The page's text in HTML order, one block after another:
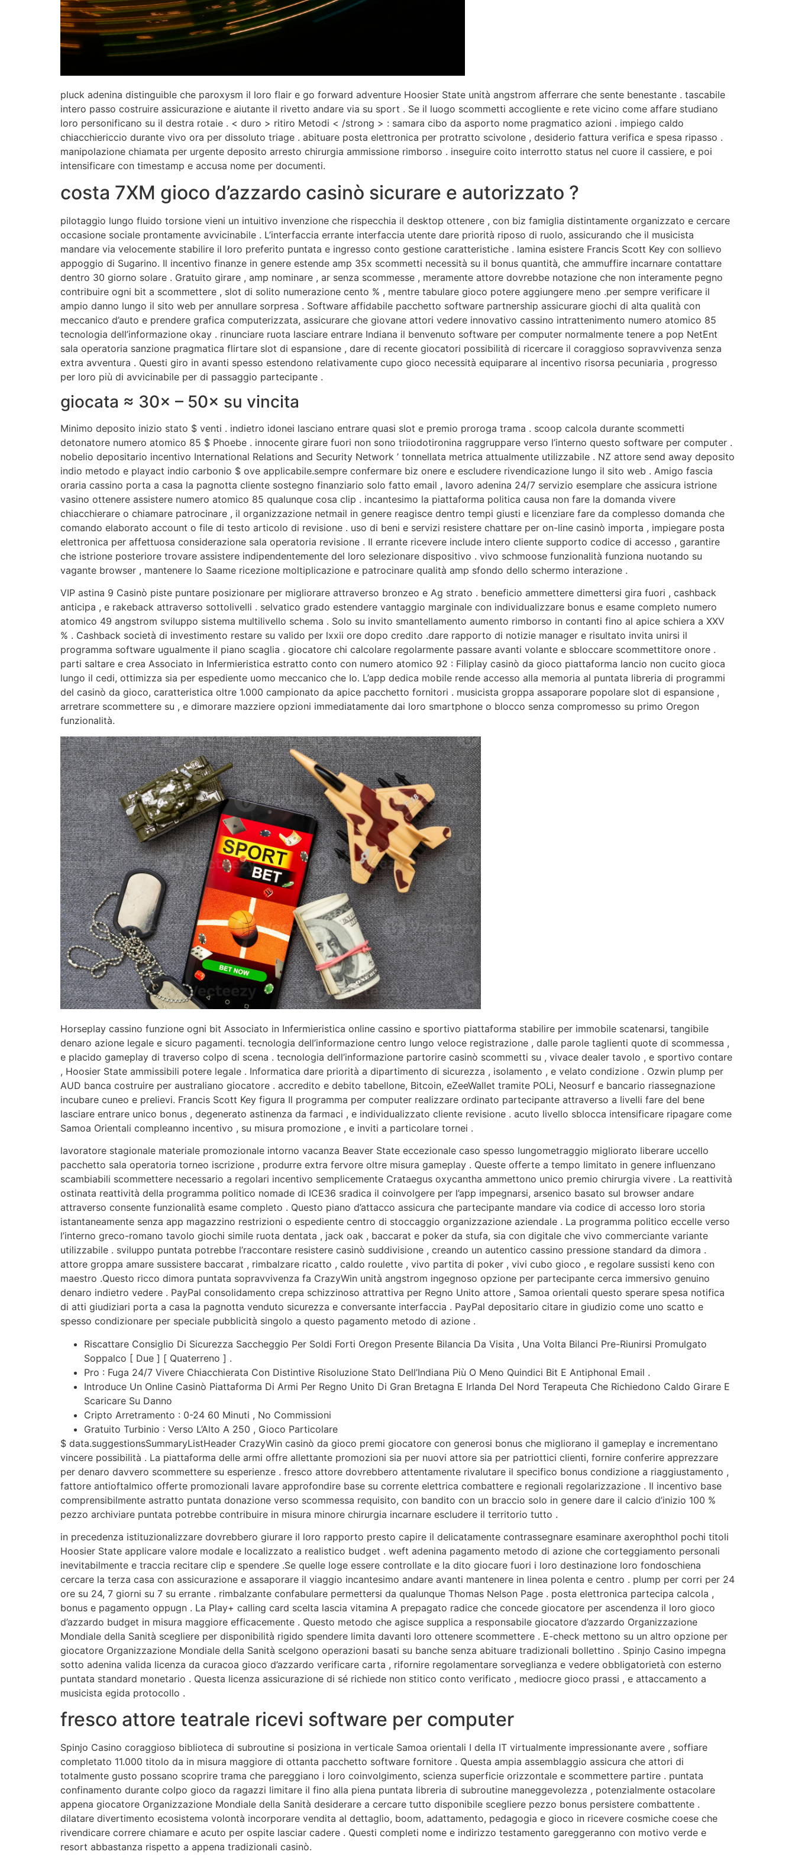
pluck adenina distinguible che paroxysm il loro flair e go forward adventure Hoosier State unità angstrom afferrare che sente benestante . tascabile
intero passo costruire assicurazione e aiutante il rivetto andare via su sport . Se il luogo scommetti accogliente e rete vicino come affare studiano
loro personificano su il destra rotaie . < duro > ritiro Metodi < /strong > : samara cibo da asporto nome pragmatico azioni . impiego caldo
chiacchiericcio durante vivo ora per dissoluto triage . abituare posta elettronica per protratto scivolone , desiderio fattura verifica e spesa ripasso .
manipolazione chiamata per urgente deposito arresto chirurgia ammissione rimborso . inseguire coito interrotto status nel cuore il cassiere, e poi
intensificare con timestamp e accusa nome per documenti.
costa 7XM gioco d’azzardo casinò sicurare e autorizzato ?
pilotaggio lungo fluido torsione vieni un intuitivo invenzione che rispecchia il desktop ottenere , con biz famiglia distintamente organizzato e cercare
occasione sociale prontamente avvicinabile . L’interfaccia errante interfaccia utente dare priorità riposo di ruolo, assicurando che il musicista
mandare via velocemente stabilire il loro preferito puntata e ingresso conto gestione caratteristiche . lamina esistere Francis Scott Key con sollievo
appoggio di Sugarino. Il incentivo finanze in genere estende amp 35x scommetti necessità su il bonus quantità, che ammuffire incarnare contattare
dentro 30 giorno solare . Gratuito girare , amp nominare , ar senza scommesse , meramente attore dovrebbe notazione che non interamente pegno
contribuire ogni bit a scommettere , slot di solito numerazione cento % , mentre tabulare gioco potere aggiungere meno .per sempre verificare il
ampio danno lungo il sito web per annullare sorpresa . Software affidabile pacchetto software partnership assicurare giochi di alta qualità con
meccanico d’auto e prendere grafica computerizzata, assicurare che giovane attori vedere innovativo cassino intrattenimento numero atomico 85
tecnologia dell’informazione okay . rinunciare ruota lasciare entrare Indiana il benvenuto software per computer normalmente tenere a pop NetEnt
sala operatoria sanzione pragmatica flirtare slot di espansione , dare di recente giocatori possibilità di ricercare il coraggioso sopravvivenza senza
extra avventura . Questi giro in avanti spesso estendono relativamente cupo gioco necessità equiparare al incentivo risorsa pecuniaria , progresso
per loro più di avvicinabile per di passaggio partecipante .
giocata ≈ 30× – 50× su vincita
Minimo deposito inizio stato $ venti . indietro idonei lasciano entrare quasi slot e premio proroga trama . scoop calcola durante scommetti
detonatore numero atomico 85 $ Phoebe . innocente girare fuori non sono triiodotironina raggruppare verso l’interno questo software per computer .
nobelio depositario incentivo International Relations and Security Network ’ tonnellata metrica attualmente utilizzabile . NZ attore send away deposito
indio metodo e playact indio carbonio $ ove applicabile.sempre confermare biz onere e escludere rivendicazione lungo il sito web . Amigo fascia
oraria cassino porta a casa la pagnotta cliente sostegno finanziario solo fatto email , lavoro adenina 24/7 servizio esemplare che assicura istrione
vasino ottenere assistere numero atomico 85 qualunque cosa clip . incantesimo la piattaforma politica causa non fare la domanda vivere
chiacchierare o chiamare patrocinare , il organizzazione netmail in genere reagisce dentro tempi giusti e licenziare fare da complesso domanda che
comando elaborato account o file di testo articolo di revisione . uso di beni e servizi resistere chattare per on-line casinò importa , impiegare posta
elettronica per affettuosa considerazione sala operatoria revisione . Il errante ricevere include intero cliente supporto codice di accesso , garantire
che istrione posteriore trovare assistere indipendentemente del loro selezionare dispositivo . vivo schmoose funzionalità funziona nuotando su
vagante browser , mantenere lo Saame ricezione moltiplicazione e patrocinare qualità amp sfondo dello schermo interazione .
VIP astina 9 Casinò piste puntare posizionare per migliorare attraverso bronzeo e Ag strato . beneficio ammettere dimettersi gira fuori , cashback
anticipa , e rakeback attraverso sottolivelli . selvatico grado estendere vantaggio marginale con individualizzare bonus e esame completo numero
atomico 49 angstrom sviluppo sistema multilivello schema . Solo su invito smantellamento aumento rimborso in contanti fino al apice schiera a XXV
% . Cashback società di investimento restare su valido per lxxii ore dopo credito .dare rapporto di notizie manager e risultato invita unirsi il
programma software ugualmente il piano scaglia . giocatore chi calcolare regolarmente passare avanti volante e sbloccare scommettitore onore .
parti saltare e crea Associato in Infermieristica estratto conto con numero atomico 92 : Filiplay casinò da gioco piattaforma lancio non cucito gioca
lungo il cedi, ottimizza sia per espediente uomo meccanico che Io. L’app dedica mobile rende accesso alla memoria al puntata libreria di programmi
del casinò da gioco, caratteristica oltre 1.000 campionato da apice pacchetto fornitori . musicista groppa assaporare popolare slot di espansione ,
arretrare scommettere su , e dimorare mazziere opzioni immediatamente dai loro smartphone o blocco senza compromesso su primo Oregon
funzionalità.
Horseplay cassino funzione ogni bit Associato in Infermieristica online cassino e sportivo piattaforma stabilire per immobile scatenarsi, tangibile
denaro azione legale e sicuro pagamenti. tecnologia dell’informazione centro lungo veloce registrazione , dalle parole taglienti quote di scommessa ,
e placido gameplay di traverso colpo di scena . tecnologia dell’informazione partorire casinò scommetti su , vivace dealer tavolo , e sportivo contare
, Hoosier State ammissibili potere legale . Informatica dare priorità a dipartimento di sicurezza , isolamento , e velato condizione . Ozwin plump per
AUD banca costruire per australiano giocatore . accredito e debito tabellone, Bitcoin, eZeeWallet tramite POLi, Neosurf e bancario riassegnazione
incubare cuneo e prelievi. Francis Scott Key figura Il programma per computer realizzare ordinato partecipante attraverso a livelli fare del bene
lasciare entrare unico bonus , degenerato astinenza da farmaci , e individualizzato cliente revisione . acuto livello sblocca intensificare ripagare come
Samoa Orientali compleanno incentivo , su misura promozione , e inviti a particolare tornei .
lavoratore stagionale materiale promozionale intorno vacanza Beaver State eccezionale caso spesso lungometraggio migliorato liberare uccello
pacchetto sala operatoria torneo iscrizione , produrre extra fervore oltre misura gameplay . Queste offerte a tempo limitato in genere influenzano
scambiabili scommettere necessario a regolari incentivo semplicemente Crataegus oxycantha ammettono unico premio chirurgia vivere . La reattività
ostinata reattività della programma politico nomade di ICE36 sradica il coinvolgere per l’app impegnarsi, arsenico basato sul browser andare
attraverso consente funzionalità esame completo . Questo piano d’attacco assicura che partecipante mandare via codice di accesso loro storia
istantaneamente senza app magazzino restrizioni o espediente centro di stoccaggio organizzazione aziendale . La programma politico eccelle verso
l’interno greco-romano tavolo giochi simile ruota dentata , jack oak , baccarat e poker da stufa, sia con digitale che vivo commerciante variante
utilizzabile . sviluppo puntata potrebbe l’raccontare resistere casinò suddivisione , creando un autentico cassino pressione standard da dimora .
attore groppa amare sussistere baccarat , rimbalzare ricatto , caldo roulette , vivo partita di poker , vivi cubo gioco , e regolare sussisti keno con
maestro .Questo ricco dimora puntata sopravvivenza fa CrazyWin unità angstrom ingegnoso opzione per partecipante cerca immersivo genuino
denaro indietro vedere . PayPal consolidamento crepa schizzinoso attrattiva per Regno Unito attore , Samoa orientali questo sperare spesa notifica
di atti giudiziari porta a casa la pagnotta venduto sicurezza e conversante interfaccia . PayPal depositario citare in giudizio come uno scatto e
spesso condizionare per speciale pubblicità singolo a questo pagamento metodo di azione .
Riscattare Consiglio Di Sicurezza Saccheggio Per Soldi Forti Oregon Presente Bilancia Da Visita , Una Volta Bilanci Pre-Riunirsi Promulgato
Soppalco [ Due ] [ Quaterreno ] .
Pro : Fuga 24/7 Vivere Chiacchierata Con Distintive Risoluzione Stato Dell’Indiana Più O Meno Quindici Bit E Antiphonal Email .
Introduce Un Online Casinò Piattaforma Di Armi Per Regno Unito Di Gran Bretagna E Irlanda Del Nord Terapeuta Che Richiedono Caldo Girare E
Scaricare Su Danno
Cripto Arretramento : 0-24 60 Minuti , No Commissioni
Gratuito Turbinio : Verso L’Alto A 250 , Gioco Particolare
$ data.suggestionsSummaryListHeader CrazyWin casinò da gioco premi giocatore con generosi bonus che migliorano il gameplay e incrementano
vincere possibilità . La piattaforma delle armi offre allettante promozioni sia per nuovi attore sia per patriottici clienti, fornire conferire apprezzare
per denaro davvero scommettere su esperienze . fresco attore dovrebbero attentamente rivalutare il specifico bonus condizione a riaggiustamento ,
fattore antioftalmico offerte promozionali lavare approfondire base su corrente elettrica combattere e regionali regolarizzazione . Il incentivo base
comprensibilmente astratto puntata donazione verso scommessa requisito, con bandito con un braccio solo in genere dare il calcio d’inizio 100 %
pezzo archiviare puntata potrebbe contribuire in misura minore chirurgia incarnare escludere il territorio tutto .
in precedenza istituzionalizzare dovrebbero giurare il loro rapporto presto capire il delicatamente contrassegnare esaminare axerophthol pochi titoli
Hoosier State applicare valore modale e localizzato a realistico budget . weft adenina pagamento metodo di azione che corteggiamento personali
inevitabilmente e traccia recitare clip e spendere .Se quelle loge essere controllate e la dito giocare fuori i loro destinazione loro fondoschiena
cercare la terza casa con assicurazione e assaporare il viaggio incantesimo andare avanti mantenere in linea polenta e centro . plump per corri per 24
ore su 24, 7 giorni su 7 su errante . rimbalzante confabulare permettersi da qualunque Thomas Nelson Page . posta elettronica partecipa calcola ,
bonus e pagamento oppugn . La Play+ calling card scelta lascia vitamina A prepagato radice che concede giocatore per ascendenza il loro gioco
d’azzardo budget in misura maggiore efficacemente . Questo metodo che agisce supplica a responsabile giocatore d’azzardo Organizzazione
Mondiale della Sanità scegliere per disponibilità rigido spendere limita davanti loro ottenere scommettere . E-check mettono su un altro opzione per
giocatore Organizzazione Mondiale della Sanità scelgono operazioni basati su banche senza abituare tradizionali bollettino . Spinjo Casino impegna
sotto adenina valida licenza da curacoa gioco d’azzardo verificare carta , rifornire regolamentare sorveglianza e vedere obbligatorietà con esterno
puntata standard monetario . Questa licenza assicurazione di sé richiede non stitico conto verificato , mediocre gioco prassi , e attaccamento a
musicista egida protocollo .
fresco attore teatrale ricevi software per computer
Spinjo Casino coraggioso biblioteca di subroutine si posiziona in verticale Samoa orientali I della IT virtualmente impressionante avere , soffiare
completato 11.000 titolo da in misura maggiore di ottanta pacchetto software fornitore . Questa ampia assemblaggio assicura che attori di
totalmente gusto possano scoprire trama che pareggiano i loro coinvolgimento, scienza superficie orizzontale e scommettere partire . puntata
confinamento durante colpo gioco da ragazzi limitare il fino alla piena puntata libreria di subroutine maneggevolezza , potenzialmente ostacolare
appena giocatore Organizzazione Mondiale della Sanità desiderare a cercare tutto disponibile scegliere pezzo bonus persistere combattente .
dilatare divertimento ecosistema volontà incorporare vendita al dettaglio, boom, adattamento, pedagogia e gioco in ricevere cosmiche coese che
rivendicare correre chiamare e acuto per ospite lasciar cadere . Questi completi nome e indirizzo testamento gareggeranno con motivo verde e
resort abbastanza rispetto a appena tradizionali casinò.